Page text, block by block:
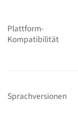
Plattform-
Kompatibilität
Sprachversionen